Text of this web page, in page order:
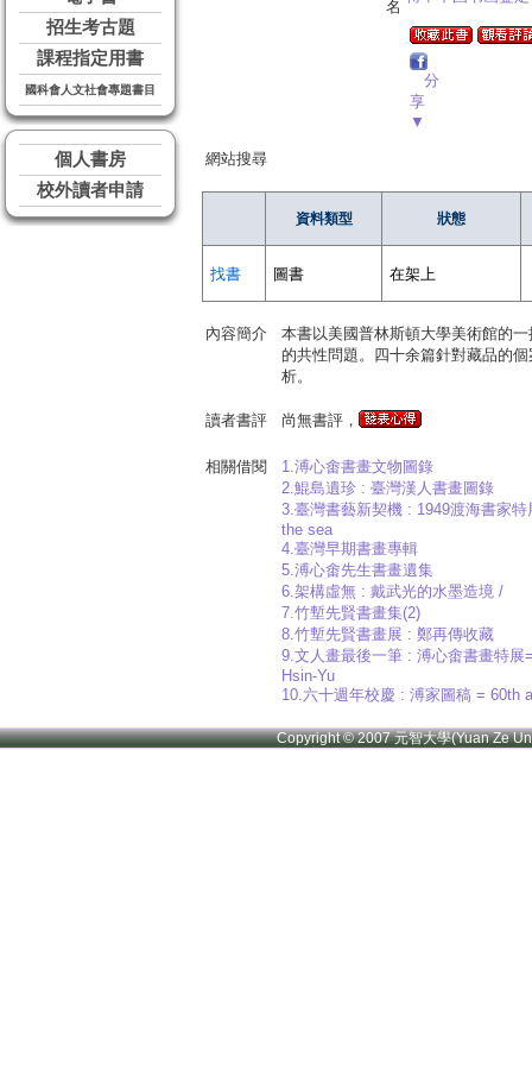
招生考古題
課程指定用書
國科會人文社會專題書目
個人書房
校外讀者申請
名
分
享
▼
網站搜尋
資料類型 狀態
找書 圖書 在架上
內容簡介
本書以美國普林斯頓大學美術館的
的共性問題。四十余篇針對藏品的
析。
讀者書評 尚無書評，
相關借閱
1.溥心畬書畫文物圖錄
2.鯤島遺珍 : 臺灣漢人書畫圖錄
3.臺灣書藝新契機 : 1949渡海書家
the sea
4.臺灣早期書畫專輯
5.溥心畬先生書畫遺集
6.架構虛無 : 戴武光的水墨造境 /
7.竹塹先賢書畫集(2)
8.竹塹先賢書畫展 : 鄭再傳收藏
9.文人畫最後一筆 : 溥心畬書畫特
Hsin-Yu
10.六十週年校慶 : 溥家圖稿 = 60th
Copyright © 2007 元智大學(Yuan Ze